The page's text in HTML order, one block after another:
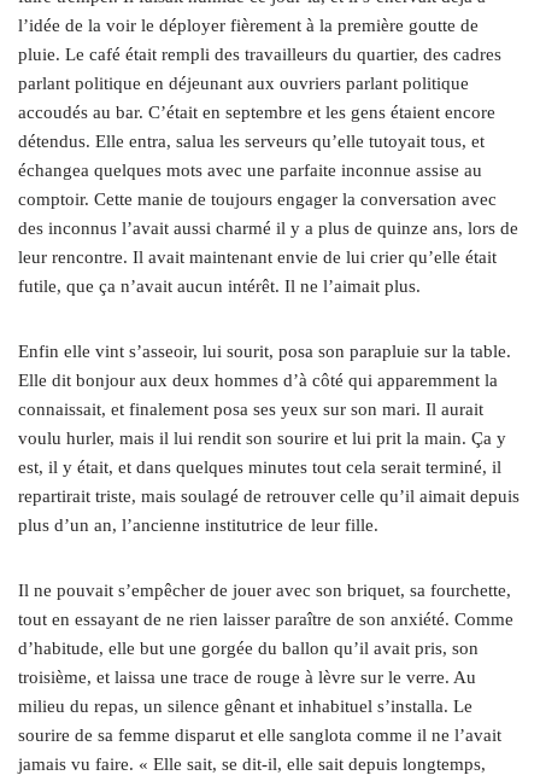
l’idée de la voir le déployer fièrement à la première goutte de
pluie. Le café était rempli des travailleurs du quartier, des cadres
parlant politique en déjeunant aux ouvriers parlant politique
accoudés au bar. C’était en septembre et les gens étaient encore
détendus. Elle entra, salua les serveurs qu’elle tutoyait tous, et
échangea quelques mots avec une parfaite inconnue assise au
comptoir. Cette manie de toujours engager la conversation avec
des inconnus l’avait aussi charmé il y a plus de quinze ans, lors de
leur rencontre. Il avait maintenant envie de lui crier qu’elle était
futile, que ça n’avait aucun intérêt. Il ne l’aimait plus.
Enfin elle vint s’asseoir, lui sourit, posa son parapluie sur la table.
Elle dit bonjour aux deux hommes d’à côté qui apparemment la
connaissait, et finalement posa ses yeux sur son mari. Il aurait
voulu hurler, mais il lui rendit son sourire et lui prit la main. Ça y
est, il y était, et dans quelques minutes tout cela serait terminé, il
repartirait triste, mais soulagé de retrouver celle qu’il aimait depuis
plus d’un an, l’ancienne institutrice de leur fille.
Il ne pouvait s’empêcher de jouer avec son briquet, sa fourchette,
tout en essayant de ne rien laisser paraître de son anxiété. Comme
d’habitude, elle but une gorgée du ballon qu’il avait pris, son
troisième, et laissa une trace de rouge à lèvre sur le verre. Au
milieu du repas, un silence gênant et inhabituel s’installa. Le
sourire de sa femme disparut et elle sanglota comme il ne l’avait
jamais vu faire. « Elle sait, se dit-il, elle sait depuis longtemps,